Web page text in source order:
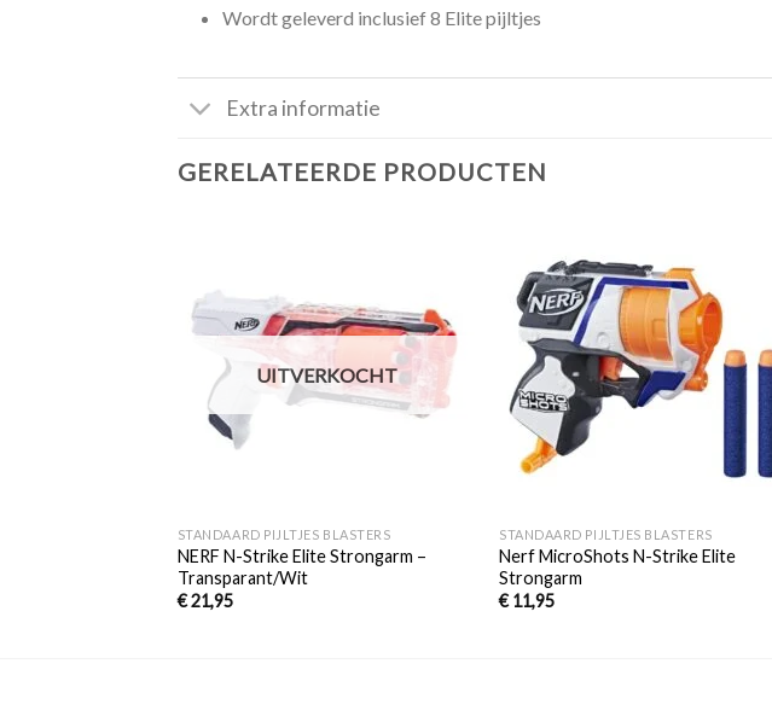
Wordt geleverd inclusief 8 Elite pijltjes
Extra informatie
GERELATEERDE PRODUCTEN
verlanglijst
UITVERKOCHT
STANDAARD PIJLTJES BLASTERS
NERF N-Strike Elite Strongarm –
Transparant/Wit
€21,95
verlanglijst
STANDAARD PIJLTJES BLASTERS
Nerf MicroShots N-Strike Elite
Strongarm
€11,95